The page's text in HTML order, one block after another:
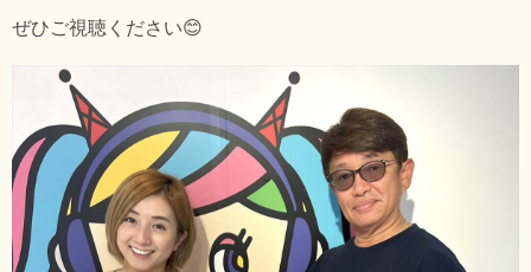
ぜひご視聴ください😊